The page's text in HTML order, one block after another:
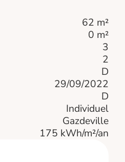
62 m²
0 m²
3
2
D
29/09/2022
D
Individuel
Gazdeville
175 kWh/m²/an